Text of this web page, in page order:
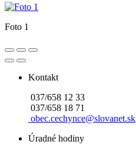
Foto 1
Kontakt
037/658 12 33
037/658 18 71
obec.cechynce@slovanet.sk
Úradné hodiny